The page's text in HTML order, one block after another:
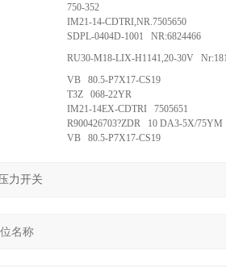
750-352
IM21-14-CDTRI,NR.7505650
SDPL-0404D-1001 NR:6824466
RU30-M18-LIX-H1141,20-30V
VB 80.5-P7X17-CS19
T3Z 068-22YR
IM21-14EX-CDTRI 7505651
R900426703?ZDR 10 DA3-5X/75YM
VB 80.5-P7X17-CS19